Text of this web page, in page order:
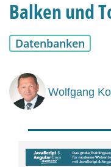
Balken und
Datenbanken
Wolfgang